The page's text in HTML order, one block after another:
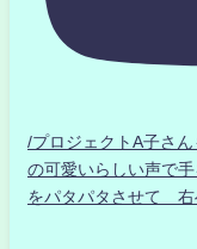
/プロジェクトA子
の可愛いらしい声で
をパタパタさせて 右